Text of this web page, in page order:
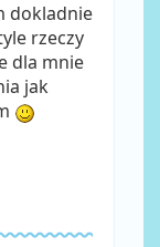
dokladnie
rzeczy
dla mnie
jak